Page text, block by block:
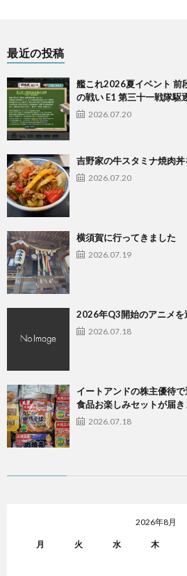
最近の投稿
艦これ2026夏イベント 前
の戦い E1 第三十一戦隊駆
2026.07.20
吉野家の牛スタミナ焼肉
2026.07.20
横須賀に行ってきました
2026.07.19
2026年Q3開始のアニメを
2026.07.18
イートアンドの株主優待
食品お楽しみセットが届き
2026.07.18
2026年8月
月 火 水 木